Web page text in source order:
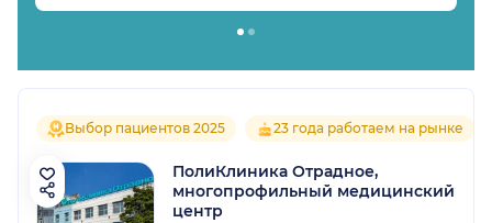
Выбор пациентов 2025 23 года работаем на рынке
ПолиКлиника Отрадное,
многопрофильный медицинский
центр